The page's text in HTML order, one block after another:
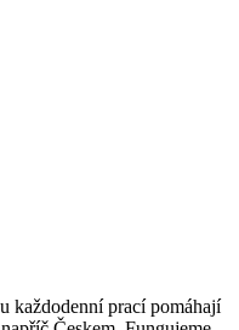
každodenní prací pomáhají